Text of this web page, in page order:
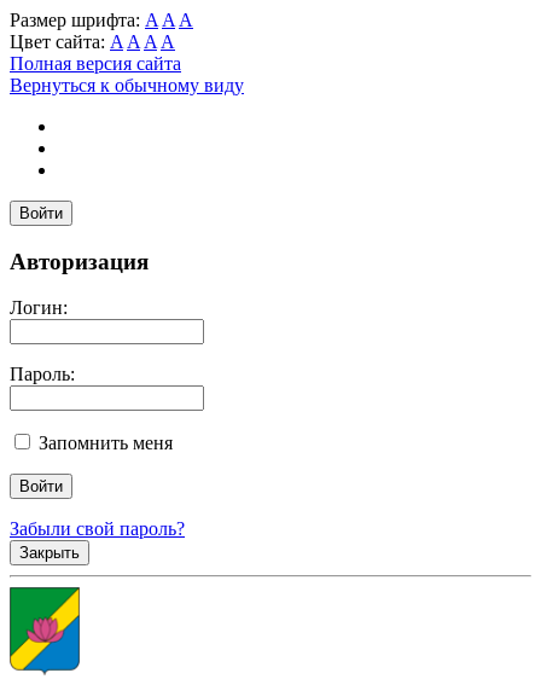
Размер шрифта: A A A
Цвет сайта: A A A A
Полная версия сайта
Вернуться к обычному виду
Войти
Авторизация
Логин:
Пароль:
Запомнить меня
Забыли свой пароль?
Закрыть